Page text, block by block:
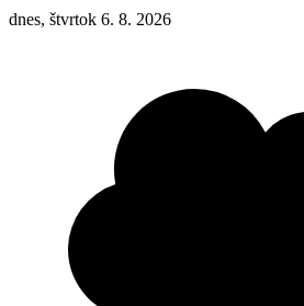
dnes, štvrtok 6. 8. 2026